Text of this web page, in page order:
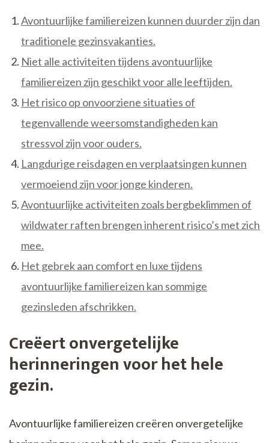
Avontuurlijke familiereizen kunnen duurder zijn dan
traditionele gezinsvakanties.
Niet alle activiteiten tijdens avontuurlijke
familiereizen zijn geschikt voor alle leeftijden.
Het risico op onvoorziene situaties of
tegenvallende weersomstandigheden kan
stressvol zijn voor ouders.
Langdurige reisdagen en verplaatsingen kunnen
vermoeiend zijn voor jonge kinderen.
Avontuurlijke activiteiten zoals bergbeklimmen of
wildwater raften brengen inherent risico’s met zich
mee.
Het gebrek aan comfort en luxe tijdens
avontuurlijke familiereizen kan sommige
gezinsleden afschrikken.
Creëert onvergetelijke
herinneringen voor het hele
gezin.
Avontuurlijke familiereizen creëren onvergetelijke